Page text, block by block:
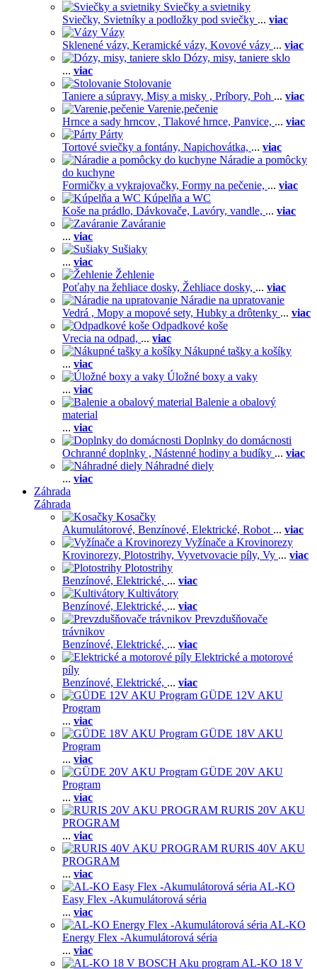
Sviečky a svietniky
Sviečky, Svietníky a podložky pod sviečky ... viac
Vázy
Sklenené vázy, Keramické vázy, Kovové vázy ... viac
Dózy, misy, taniere sklo
... viac
Stolovanie
Taniere a súpravy, Misy a misky , Príbory, Poh ... viac
Varenie,pečenie
Hrnce a sady hrncov , Tlakové hrnce, Panvice, ... viac
Párty
Tortové sviečky a fontány, Napichovátka, ... viac
Náradie a pomôcky
do kuchyne
Formičky a vykrajovačky, Formy na pečenie, ... viac
Kúpelňa a WC
Koše na prádlo, Dávkovače, Lavóry, vandle, ... viac
Zaváranie
... viac
Sušiaky
... viac
Žehlenie
Poťahy na žehliace dosky, Žehliace dosky, ... viac
Náradie na upratovanie
Vedrá , Mopy a mopové sety, Hubky a drôtenky ... viac
Odpadkové koše
Vrecia na odpad, ... viac
Nákupné tašky a košíky
... viac
Úložné boxy a vaky
... viac
Balenie a obalový
material
... viac
Doplnky do domácnosti
Ochranné doplnky , Nástenné hodiny a budíky ... viac
Náhradné diely
... viac
Záhrada
Záhrada
Kosačky
Akumulátorové, Benzínové, Elektrické, Robot ... viac
Vyžínače a Krovinorezy
Krovinorezy, Plotostrihy, Vyvetvovacie píly, Vy ... viac
Plotostrihy
Benzínové, Elektrické, ... viac
Kultivátory
Benzínové, Elektrické, ... viac
Prevzdušňovače
trávnikov
Benzínové, Elektrické, ... viac
Elektrické a motorové
píly
Benzínové, Elektrické, ... viac
GÜDE 12V AKU
Program
... viac
GÜDE 18V AKU
Program
... viac
GÜDE 20V AKU
Program
... viac
RURIS 20V AKU
PROGRAM
... viac
RURIS 40V AKU
PROGRAM
... viac
AL-KO
Easy Flex -Akumulátorová séria
... viac
AL-KO
Energy Flex -Akumulátorová séria
... viac
AL-KO 18 V